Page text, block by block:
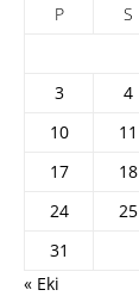
P
S
3
4
10
11
17
18
24
25
31
« Eki